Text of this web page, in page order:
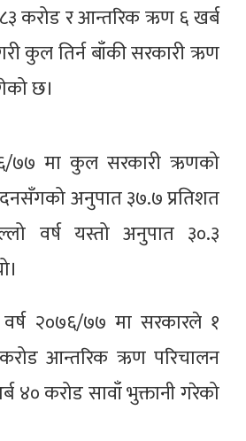
करोड र आन्तरिक ऋण ६ खर्ब
कुल तिर्न बाँकी सरकारी ऋण
छ।
७७ मा कुल सरकारी ऋणको
अनुपात ३७.७ प्रतिशत
वर्ष यस्तो अनुपात ३०.३
२०७६/७७ मा सरकारले १
आन्तरिक ऋण परिचालन
४० करोड सावाँ भुक्तानी गरेको